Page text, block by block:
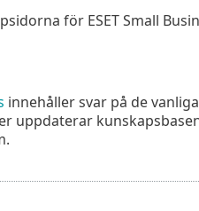
för ESET Small
innehåller svar på de
uppdaterar